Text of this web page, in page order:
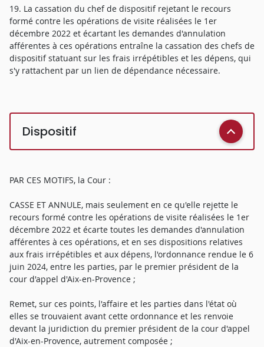
19. La cassation du chef de dispositif rejetant le recours
formé contre les opérations de visite réalisées le 1er
décembre 2022 et écartant les demandes d'annulation
afférentes à ces opérations entraîne la cassation des chefs de
dispositif statuant sur les frais irrépétibles et les dépens, qui
s'y rattachent par un lien de dépendance nécessaire.
Dispositif
PAR CES MOTIFS, la Cour :
CASSE ET ANNULE, mais seulement en ce qu'elle rejette le
recours formé contre les opérations de visite réalisées le 1er
décembre 2022 et écarte toutes les demandes d'annulation
afférentes à ces opérations, et en ses dispositions relatives
aux frais irrépétibles et aux dépens, l'ordonnance rendue le 6
juin 2024, entre les parties, par le premier président de la
cour d'appel d'Aix-en-Provence ;
Remet, sur ces points, l'affaire et les parties dans l'état où
elles se trouvaient avant cette ordonnance et les renvoie
devant la juridiction du premier président de la cour d'appel
d'Aix-en-Provence, autrement composée ;